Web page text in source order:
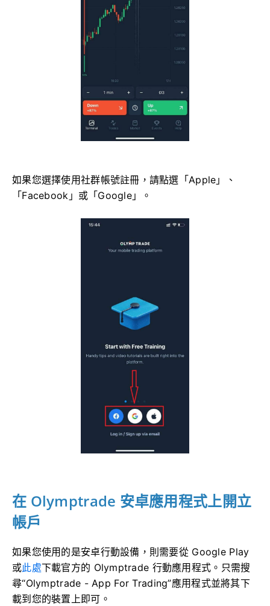
如果您選擇使用社群帳號註冊，請點選「Apple」、
「Facebook」或「Google」。
在 Olymptrade 安卓應用程式上開立
帳戶
如果您使用的是安卓行動設備，則需要從 Google Play
或此處下載官方的 Olymptrade 行動應用程式。只需搜
尋“Olymptrade - App For Trading”應用程式並將其下
載到您的裝置上即可。